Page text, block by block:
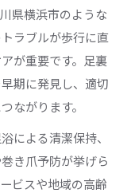
県横浜市のような
ラブルが歩行に直
が重要です。足裏
期に発見し、適切
ながります。
による清潔保持、
き爪予防が挙げら
ビスや地域の高齢